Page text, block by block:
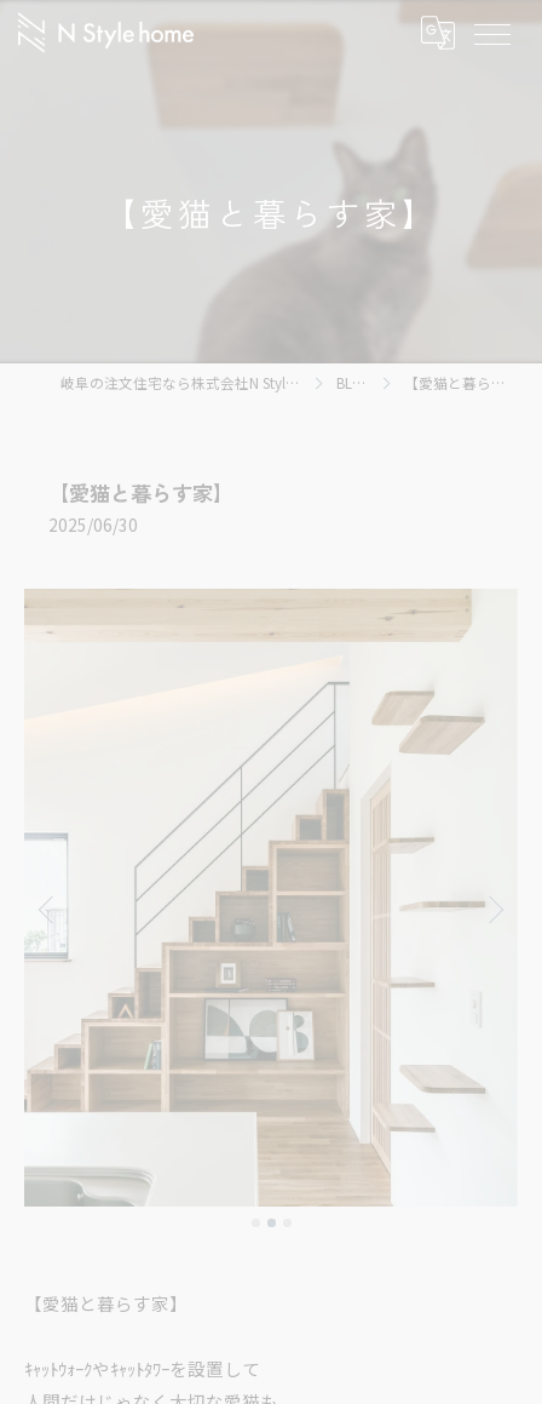
【愛猫と暮らす家】
岐阜の注文住宅なら株式会社N Styleホーム BLOG 【愛猫と暮らす家】
【愛猫と暮らす家】
2025/06/30
【愛猫と暮らす家】
ｷｬｯﾄｳｫｰｸやｷｬｯﾄﾀﾜｰを設置して